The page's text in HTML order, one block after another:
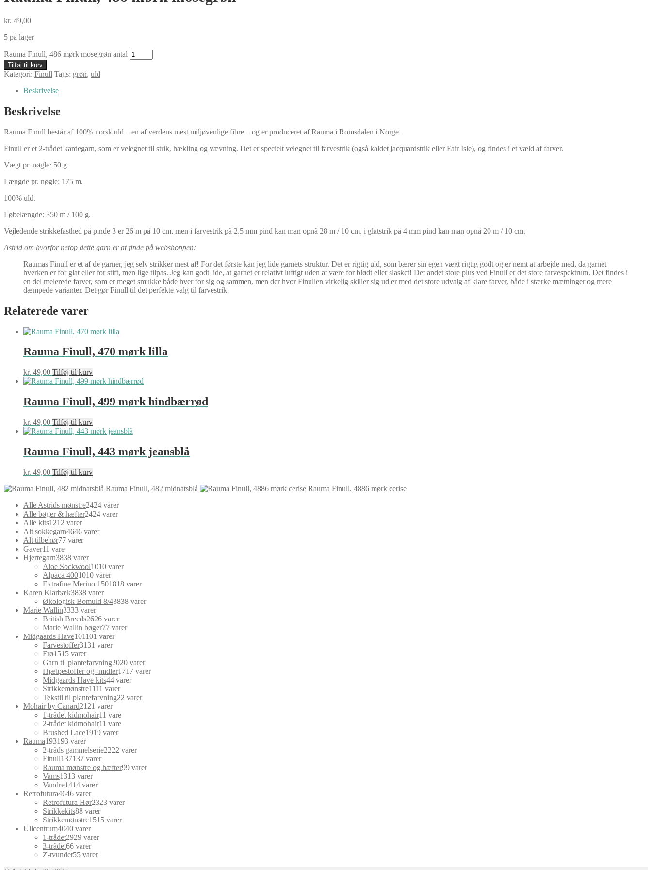
kr. 49,00
5 på lager
Rauma Finull, 486 mørk mosegrøn antal
Tilføj til kurv
Kategori: Finull Tags: grøn, uld
Beskrivelse
Beskrivelse
Rauma Finull består af 100% norsk uld – en af verdens mest miljøvenlige fibre – og er produceret af Rauma i Romsdalen i Norge.
Finull er et 2-trådet kardegarn, som er velegnet til strik, hækling og vævning. Det er specielt velegnet til farvestrik (også kaldet jacquardstrik eller Fair Isle), og findes i et væld af farver.
Vægt pr. nøgle: 50 g.
Længde pr. nøgle: 175 m.
100% uld.
Løbelængde: 350 m / 100 g.
Vejledende strikkefasthed på pinde 3 er 26 m på 10 cm, men i farvestrik på 2,5 mm pind kan man opnå 28 m / 10 cm, i glatstrik på 4 mm pind kan man opnå 20 m / 10 cm.
Astrid om hvorfor netop dette garn er at finde på webshoppen:
Raumas Finull er et af de garner, jeg selv strikker mest af! For det første kan jeg lide garnets struktur. Det er rigtig uld, som bærer sin egen vægt rigtig godt og er nemt at arbejde med, da garnet
hverken er for glat eller for stift, men lige tilpas. Jeg kan godt lide, at garnet er relativt luftigt uden at være for blødt eller slasket! Det andet store plus ved Finull er det store farvespektrum. Det findes i
en del melerede farver, som er meget smukke både hver for sig og sammen, men der hvor Finullen virkelig skiller sig ud er med det store udvalg af klare farver, både i stærke mætninger og mere
dæmpede varianter. Det gør Finull til det perfekte valg til farvestrik.
Relaterede varer
Rauma Finull, 470 mørk lilla
kr. 49,00 Tilføj til kurv
Rauma Finull, 499 mørk hindbærrød
kr. 49,00 Tilføj til kurv
Rauma Finull, 443 mørk jeansblå
kr. 49,00 Tilføj til kurv
Rauma Finull, 482 midnatsblå
Rauma Finull, 4886 mørk cerise
Alle Astrids mønstre2424 varer
Alle bøger & hæfter2424 varer
Alle kits1212 varer
Alt sokkegarn4646 varer
Alt tilbehør77 varer
Gaver11 vare
Hjertegarn3838 varer
Aloe Sockwool1010 varer
Alpaca 4001010 varer
Extrafine Merino 1501818 varer
Karen Klarbæk3838 varer
Økologisk Bomuld 8/43838 varer
Marie Wallin3333 varer
British Breeds2626 varer
Marie Wallin bøger77 varer
Midgaards Have101101 varer
Farvestoffer3131 varer
Frø1515 varer
Garn til plantefarvning2020 varer
Hjælpestoffer og -midler1717 varer
Midgaards Have kits44 varer
Strikkemønstre1111 varer
Tekstil til plantefarvning22 varer
Mohair by Canard21 21 varer
1-trådet kidmohair11 vare
2-trådet kidmohair11 vare
Brushed Lace1919 varer
Rauma193193 varer
2-tråds gammelserie2222 varer
Finull137137 varer
Rauma mønstre og hæfter99 varer
Vams1313 varer
Vandre1414 varer
Retrofutura4646 varer
Retrofutura Hør2323 varer
Strikkekits88 varer
Strikkemønstre1515 varer
Ullcentrum4040 varer
1-trådet2929 varer
3-trådet66 varer
Z-tvundet55 varer